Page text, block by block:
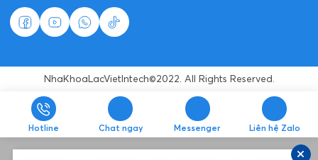
NhaKhoaLacVietIntech©2022. All Rights Reserved.
Hotline Chat ngay Messenger Liên hệ Zalo